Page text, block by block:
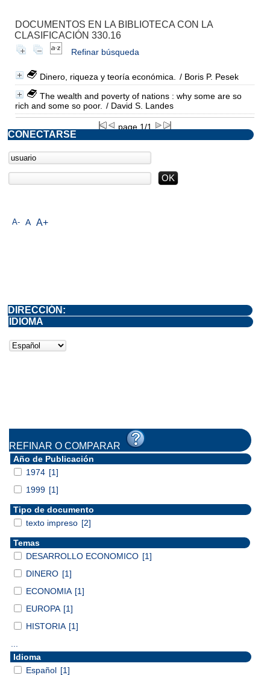
DOCUMENTOS EN LA BIBLIOTECA CON LA
CLASIFICACIÓN 330.16
Refinar búsqueda
Dinero, riqueza y teoría económica.
/ Boris P. Pesek
The wealth and poverty of nations : why some are so
rich and some so poor. / David S. Landes
page 1/1
A- A A+
CONECTARSE
DIRECCIÓN:
IDIOMA
REFINAR O COMPARAR
Año de Publicación
1974 [1]
1999 [1]
Tipo de documento
texto impreso [2]
Temas
DESARROLLO ECONOMICO [1]
DINERO [1]
ECONOMIA [1]
EUROPA [1]
HISTORIA [1]
Idioma
Español [1]